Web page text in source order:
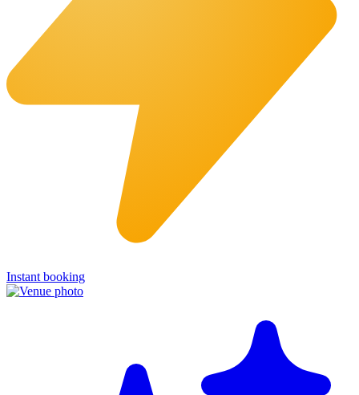
Instant booking